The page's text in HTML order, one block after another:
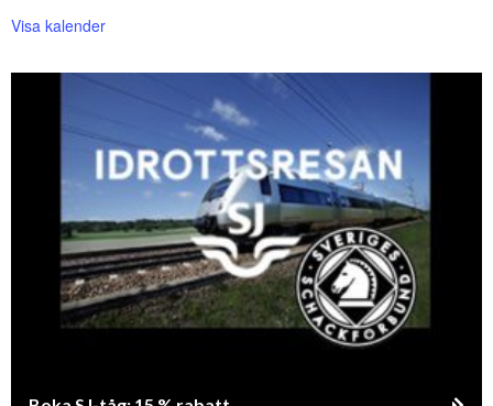
Visa kalender